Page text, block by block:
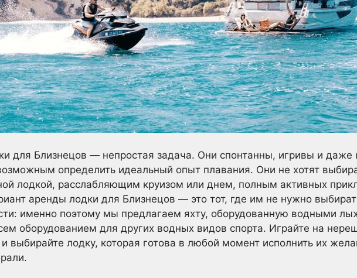
для Близнецов — непростая задача. Они спонтанны, игривы и даже
определить идеальный опыт плавания. Они не хотят
лодкой, расслабляющим круизом или днем, полным активных
аренды лодки для Близнецов — это тот, где им не нужно
именно поэтому мы предлагаем яхту, оборудованную водными
оборудованием для других водных видов спорта. Играйте на
выбирайте лодку, которая готова в любой момент исполнить их